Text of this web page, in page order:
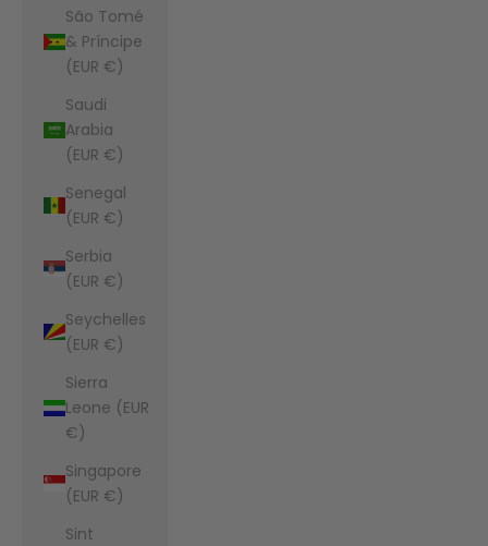
São Tomé
& Príncipe
(EUR €)
Saudi
Arabia
(EUR €)
Senegal
(EUR €)
Serbia
(EUR €)
Seychelles
(EUR €)
Sierra
Leone (EUR
€)
Singapore
(EUR €)
Sint